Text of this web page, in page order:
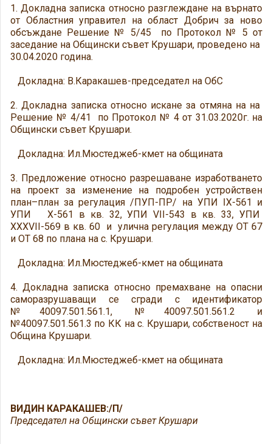
1. Докладна записка относно разглеждане на върнато
от Областния управител на област Добрич за ново
обсъждане Решение № 5/45 по Протокол № 5 от
заседание на Общински съвет Крушари, проведено на
30.04.2020 година.
Докладна: В.Каракашев-председател на ОбС
2. Докладна записка относно искане за отмяна на на
Решение № 4/41 по Протокол № 4 от 31.03.2020г. на
Общински съвет Крушари.
Докладна: Ил.Мюстеджеб-кмет на общината
3. Предложение относно разрешаване изработването
на проект за изменение на подробен устройствен
план–план за регулация /ПУП-ПР/ на УПИ IX-561 и
УПИ X-561 в кв. 32, УПИ VII-543 в кв. 33, УПИ
XXXVII-569 в кв. 60 и улична регулация между ОТ 67
и ОТ 68 по плана на с. Крушари.
Докладна: Ил.Мюстеджеб-кмет на общината
4. Докладна записка относно премахване на опасни
саморазрушаващи се сгради с идентификатор
№40097.501.561.1, №40097.501.561.2 и
№40097.501.561.3 по КК на с. Крушари, собственост на
Община Крушари.
Докладна: Ил.Мюстеджеб-кмет на общината
ВИДИН КАРАКАШЕВ:/П/
Председател на Общински съвет Крушари